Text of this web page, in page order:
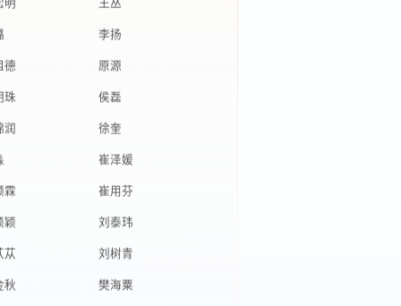
李扬
原源
珠
侯磊
润
徐奎
崔泽媛
崔用芬
颖
刘泰玮
苁
刘树青
秋
樊海粟
刘岩